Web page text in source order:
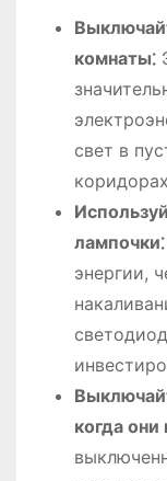
комнаты⁚
свет в
лампочки⁚
энергии,
когда они